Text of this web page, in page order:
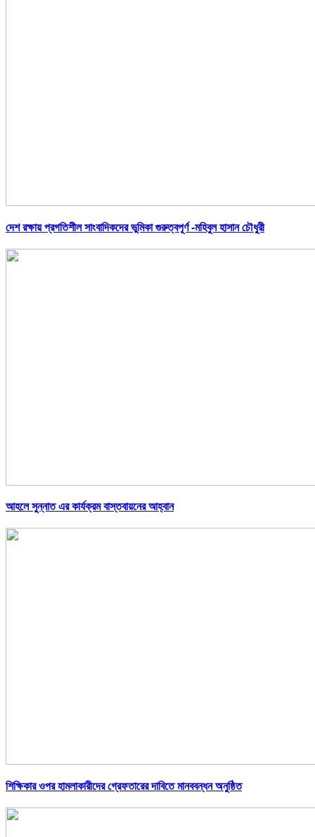
দেশ রক্ষায় প্রগতিশীল সাংবাদিকদের ভুমিকা গুরুত্বপূর্ণ -মহিবুল হাসান চৌধুরী
আহলে সুন্নাত এর কার্যক্রম বাস্তবায়নের আহ্বান
শিক্ষিকার ওপর হামলাকারীদের গ্রেফতারের দাবিতে মানববন্ধন অনুষ্ঠিত